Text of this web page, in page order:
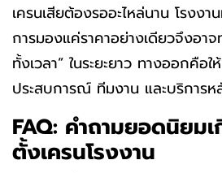
เครนเสียต้องรออะไหล่นาน โรงงา
การมองแค่ราคาอย่างเดียวจึงอาจ
ทั้งเวลา” ในระยะยาว ทางออกคือใ
ประสบการณ์ ทีมงาน และบริการ
FAQ: คำถามยอดนิยม
ตั้งเครนโรงงาน